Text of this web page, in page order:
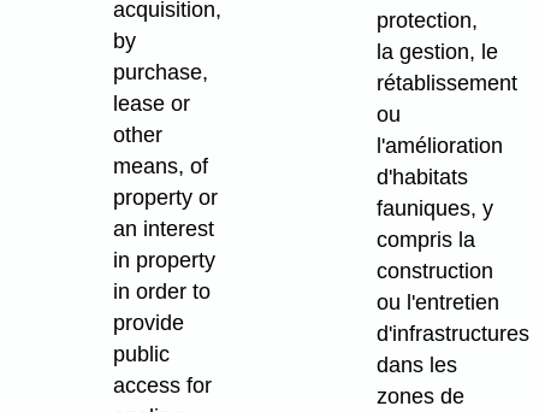
acquisition,
by
purchase,
lease or
other
means, of
property or
an interest
in property
in order to
provide
public
access for
protection,
la gestion, le
rétablissement
ou
l'amélioration
d'habitats
fauniques, y
compris la
construction
ou l'entretien
d'infrastructures
dans les
zones de